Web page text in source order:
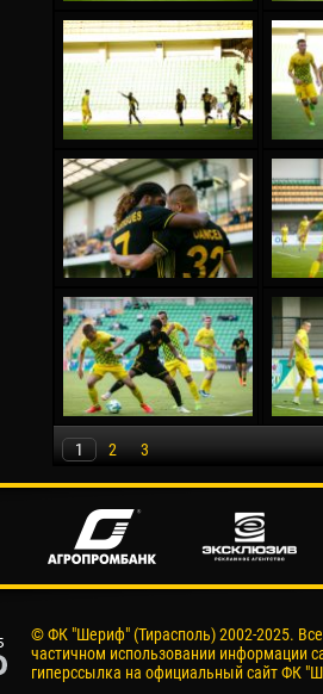
1 2 3
© ФК "Шериф" (Тирасполь) 2002-2025.
частичном использовании информации
гиперссылка на официальный сайт ФК